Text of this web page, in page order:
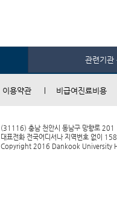
관련기관
이용약관 비급여진료비용
(31116) 충남 천안시 동남구 망향로 201
대표전화 전국어디서나 지역번호 없이
Copyright 2016 Dankook University